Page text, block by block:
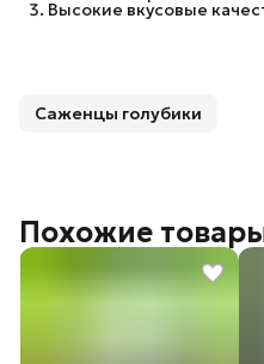
Высокие вкусовые
Саженцы голубики
Похожие